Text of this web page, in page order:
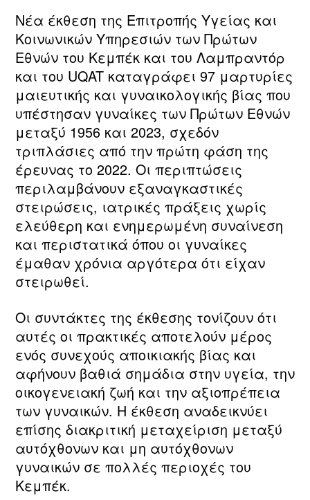
Νέα έκθεση της Επιτροπής Υγείας και
Κοινωνικών Υπηρεσιών των Πρώτων
Εθνών του Κεμπέκ και του Λαμπραντόρ
και του UQAT καταγράφει 97 μαρτυρίες
μαιευτικής και γυναικολογικής βίας που
υπέστησαν γυναίκες των Πρώτων Εθνών
μεταξύ 1956 και 2023, σχεδόν
τριπλάσιες από την πρώτη φάση της
έρευνας το 2022. Οι περιπτώσεις
περιλαμβάνουν εξαναγκαστικές
στειρώσεις, ιατρικές πράξεις χωρίς
ελεύθερη και ενημερωμένη συναίνεση
και περιστατικά όπου οι γυναίκες
έμαθαν χρόνια αργότερα ότι είχαν
στειρωθεί.
Οι συντάκτες της έκθεσης τονίζουν ότι
αυτές οι πρακτικές αποτελούν μέρος
ενός συνεχούς αποικιακής βίας και
αφήνουν βαθιά σημάδια στην υγεία, την
οικογενειακή ζωή και την αξιοπρέπεια
των γυναικών. Η έκθεση αναδεικνύει
επίσης διακριτική μεταχείριση μεταξύ
αυτόχθονων και μη αυτόχθονων
γυναικών σε πολλές περιοχές του
Κεμπέκ.